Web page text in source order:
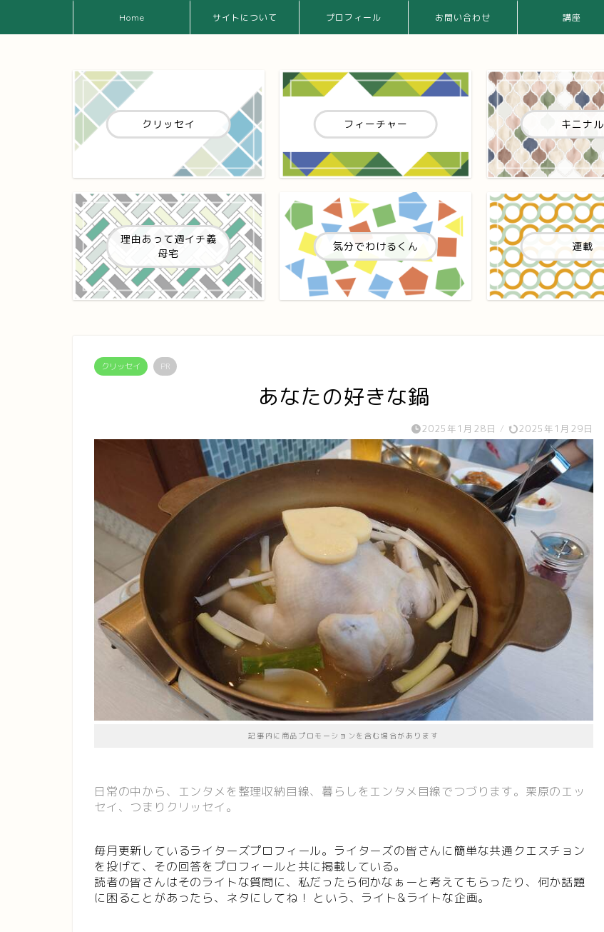
Home サイトについて プロフィール お問い合わせ 講座
クリッセイ フィーチャー キニナル
理由あって週イチ義
母宅
気分でわけるくん 連載
クリッセイ PR
あなたの好きな鍋
2025年1月28日 / 2025年1月29日
記事内に商品プロモーションを含む場合があります
日常の中から、エンタメを整理収納目線、暮らしをエンタメ目線でつづります。栗原のエッ
セイ、つまりクリッセイ。
毎月更新しているライターズプロフィール。ライターズの皆さんに簡単な共通クエスチョン
を投げて、その回答をプロフィールと共に掲載している。
読者の皆さんはそのライトな質問に、私だったら何かなぁーと考えてもらったり、何か話題
に困ることがあったら、ネタにしてね！ という、ライト&ライトな企画。